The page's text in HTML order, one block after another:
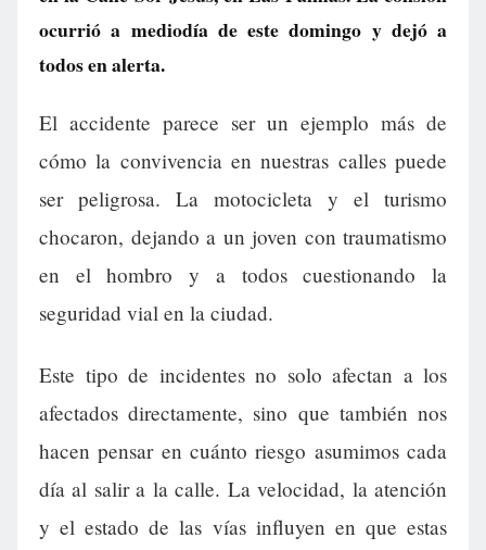
ocurrió a mediodía de este domingo y dejó a
todos en alerta.
El accidente parece ser un ejemplo más de
cómo la convivencia en nuestras calles puede
ser peligrosa. La motocicleta y el turismo
chocaron, dejando a un joven con traumatismo
en el hombro y a todos cuestionando la
seguridad vial en la ciudad.
Este tipo de incidentes no solo afectan a los
afectados directamente, sino que también nos
hacen pensar en cuánto riesgo asumimos cada
día al salir a la calle. La velocidad, la atención
y el estado de las vías influyen en que estas